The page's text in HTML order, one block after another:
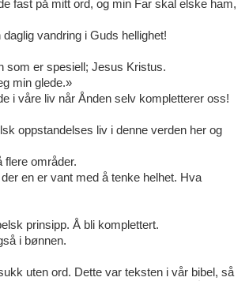
fast på mitt ord, og min Far skal elske ham,
vandring i Guds hellighet!
som er spesiell; Jesus Kristus.
min glede.»
i våre liv når Ånden selv kompletterer oss!
oppstandelses liv i denne verden her og
flere områder.
en er vant med å tenke helhet. Hva
prinsipp. Å bli komplettert.
i bønnen.
uten ord. Dette var teksten i vår bibel, så